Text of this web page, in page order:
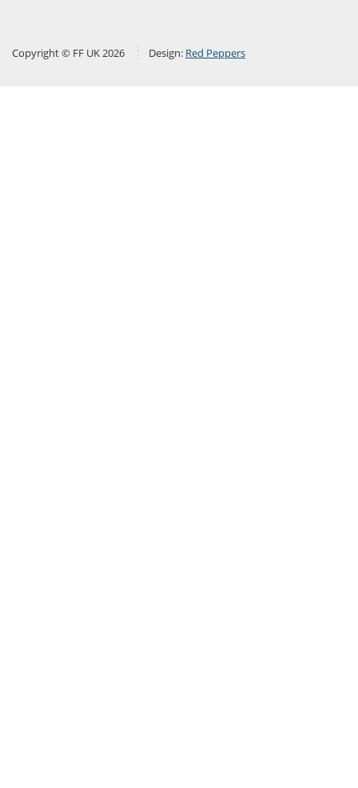
Copyright © FF UK 2026 Design: Red Peppers